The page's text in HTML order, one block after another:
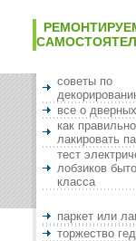
советы по
все о
как правильно
лакировать
тест
лобзиков
класса
паркет или
торжество